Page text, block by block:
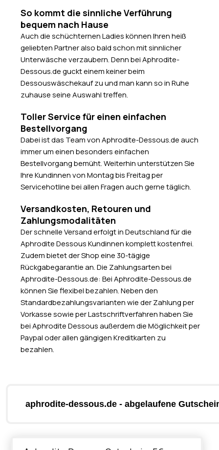
So kommt die sinnliche Verführung
bequem nach Hause
Auch die schüchternen Ladies können Ihren heiß
geliebten Partner also bald schon mit sinnlicher
Unterwäsche verzaubern. Denn bei Aphrodite-
Dessous.de guckt einem keiner beim
Dessouswäschekauf zu und man kann so in Ruhe
zuhause seine Auswahl treffen.
Toller Service für einen einfachen
Bestellvorgang
Dabei ist das Team von Aphrodite-Dessous.de auch
immer um einen besonders einfachen
Bestellvorgang bemüht. Weiterhin unterstützen Sie
Ihre Kundinnen von Montag bis Freitag per
Servicehotline bei allen Fragen auch gerne täglich.
Versandkosten, Retouren und
Zahlungsmodalitäten
Der schnelle Versand erfolgt in Deutschland für die
Aphrodite Dessous Kundinnen komplett kostenfrei.
Zudem bietet der Shop eine 30-tägige
Rückgabegarantie an. Die Zahlungsarten bei
Aphrodite-Dessous.de: Bei Aphrodite-Dessous.de
können Sie flexibel bezahlen. Neben den
Standardbezahlungsvarianten wie der Zahlung per
Vorkasse sowie per Lastschriftverfahren haben Sie
bei Aphrodite Dessous außerdem die Möglichkeit per
Paypal oder allen gängigen Kreditkarten zu
bezahlen.
aphrodite-dessous.de - abgelaufene